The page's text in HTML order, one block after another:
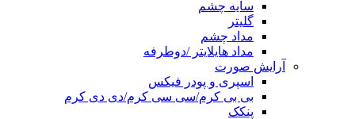
سایه چشم
گلیتر
مداد چشم
مداد هایلایتر /دوطرفه
آرایش صورت
اسپری و پودر فیکس
بی بی کرم/سی سی کرم/دی دی کرم
پنکک